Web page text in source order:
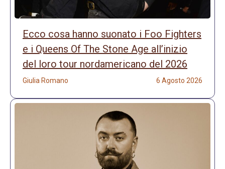
Ecco cosa hanno suonato i Foo Fighters
e i Queens Of The Stone Age all’inizio
del loro tour nordamericano del 2026
Giulia Romano 6 Agosto 2026